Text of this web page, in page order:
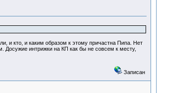
и кто, и каким образом к этому причастна Пипа. Нет
Досужие интрижки на КП как бы не совсем к месту,
Записан